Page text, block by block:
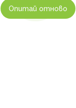
Опитай отново